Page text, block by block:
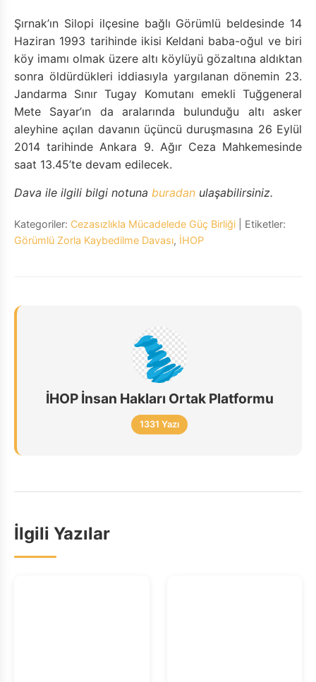
Şırnak’ın Silopi ilçesine bağlı Görümlü beldesinde 14
Haziran 1993 tarihinde ikisi Keldani baba-oğul ve biri
köy imamı olmak üzere altı köylüyü gözaltına aldıktan
sonra öldürdükleri iddiasıyla yargılanan dönemin 23.
Jandarma Sınır Tugay Komutanı emekli Tuğgeneral
Mete Sayar’ın da aralarında bulunduğu altı asker
aleyhine açılan davanın üçüncü duruşmasına 26 Eylül
2014 tarihinde Ankara 9. Ağır Ceza Mahkemesinde
saat 13.45’te devam edilecek.
Dava ile ilgili bilgi notuna buradan ulaşabilirsiniz.
Kategoriler: Cezasızlıkla Mücadelede Güç Birliği | Etiketler:
Görümlü Zorla Kaybedilme Davası, İHOP
İHOP İnsan Hakları Ortak Platformu
1331 Yazı
İlgili Yazılar